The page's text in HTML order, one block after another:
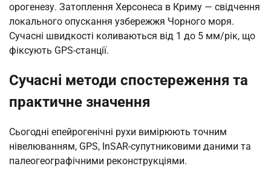
орогенезу. Затоплення Херсонеса в Криму — свідчення
локального опускання узбережжя Чорного моря.
Сучасні швидкості коливаються від 1 до 5 мм/рік, що
фіксують GPS-станції.
Сучасні методи спостереження та
практичне значення
Сьогодні епейрогенічні рухи вимірюють точним
нівелюванням, GPS, InSAR-супутниковими даними та
палеогеографічними реконструкціями.